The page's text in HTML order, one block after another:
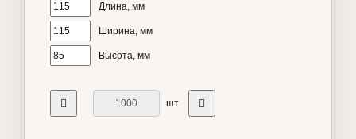
Длина, мм
Ширина, мм
Высота, мм
шт